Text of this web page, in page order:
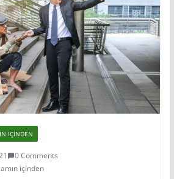
IÇINDEN
0 Comments
içinden